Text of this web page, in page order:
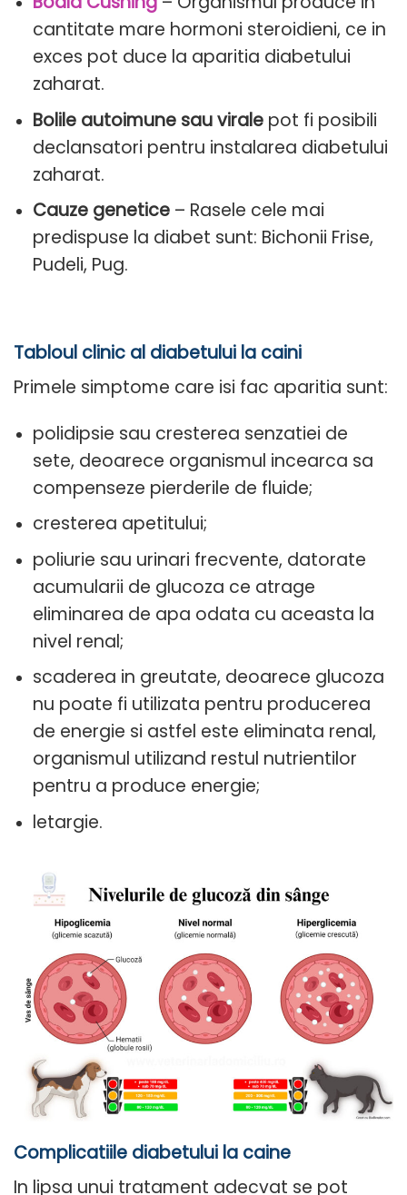
cantitate mare hormoni steroidieni, ce in
exces pot duce la aparitia diabetului
zaharat.
Bolile autoimune sau viralepot fi posibili
declansatori pentru instalarea diabetului
zaharat.
Cauze genetice– Rasele cele mai
predispuse la diabet sunt: Bichonii Frise,
Pudeli, Pug.
Tabloul clinic al diabetului la caini
Primele simptome care isi fac aparitia sunt:
polidipsie sau cresterea senzatiei de
sete, deoarece organismul incearca sa
compenseze pierderile de fluide;
cresterea apetitului;
poliurie sau urinari frecvente, datorate
acumularii de glucoza ce atrage
eliminarea de apa odata cu aceasta la
nivel renal;
scaderea in greutate, deoarece glucoza
nu poate fi utilizata pentru producerea
de energie si astfel este eliminata renal,
organismul utilizand restul nutrientilor
pentru a produce energie;
letargie.
Complicatiile diabetului la caine
In lipsa unui tratament adecvat se pot